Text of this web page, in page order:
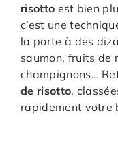
risotto est bien
c’est une
la porte à des
saumon, fruits de
champignons…
de risotto,
rapidement votre